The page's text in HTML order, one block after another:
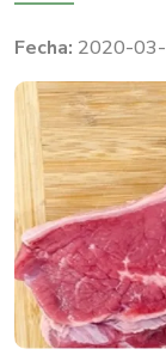
2020-